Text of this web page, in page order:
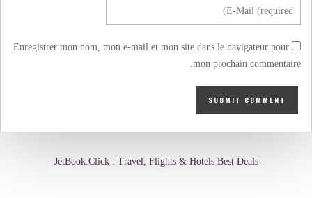
Enregistrer mon nom, mon e-mail et mon site dans le navigateur pour
mon prochain commentaire.
JetBook.Click : Travel, Flights & Hotels Best Deals